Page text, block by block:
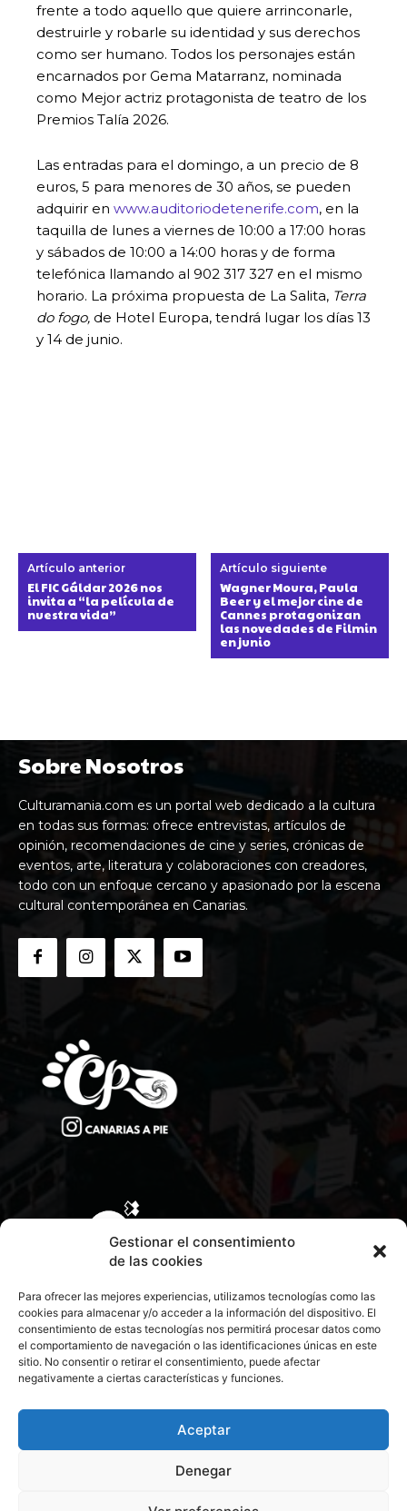
Gestionar el consentimiento
de las cookies
Para ofrecer las mejores experiencias, utilizamos tecnologías como las
cookies para almacenar y/o acceder a la información del dispositivo. El
consentimiento de estas tecnologías nos permitirá procesar datos como
el comportamiento de navegación o las identificaciones únicas en este
sitio. No consentir o retirar el consentimiento, puede afectar
negativamente a ciertas características y funciones.
Aceptar
Denegar
frente a todo aquello que quiere arrinconarle,
destruirle y robarle su identidad y sus derechos
como ser humano. Todos los personajes están
encarnados por Gema Matarranz, nominada
como Mejor actriz protagonista de teatro de los
Premios Talía 2026.
Las entradas para el domingo, a un precio de 8
euros, 5 para menores de 30 años, se pueden
adquirir en www.auditoriodetenerife.com, en la
taquilla de lunes a viernes de 10:00 a 17:00 horas
y sábados de 10:00 a 14:00 horas y de forma
telefónica llamando al 902 317 327 en el mismo
horario. La próxima propuesta de La Salita, Terra
do fogo, de Hotel Europa, tendrá lugar los días 13
y 14 de junio.
Artículo anterior
El FIC Gáldar 2026 nos
invita a “la película de
nuestra vida”
Artículo siguiente
Wagner Moura, Paula
Beer y el mejor cine de
Cannes protagonizan
las novedades de Filmin
en junio
Sobre Nosotros
Culturamania.com es un portal web dedicado a la cultura
en todas sus formas: ofrece entrevistas, artículos de
opinión, recomendaciones de cine y series, crónicas de
eventos, arte, literatura y colaboraciones con creadores,
todo con un enfoque cercano y apasionado por la escena
cultural contemporánea en Canarias.
CONTACTA CON NOSOTROS